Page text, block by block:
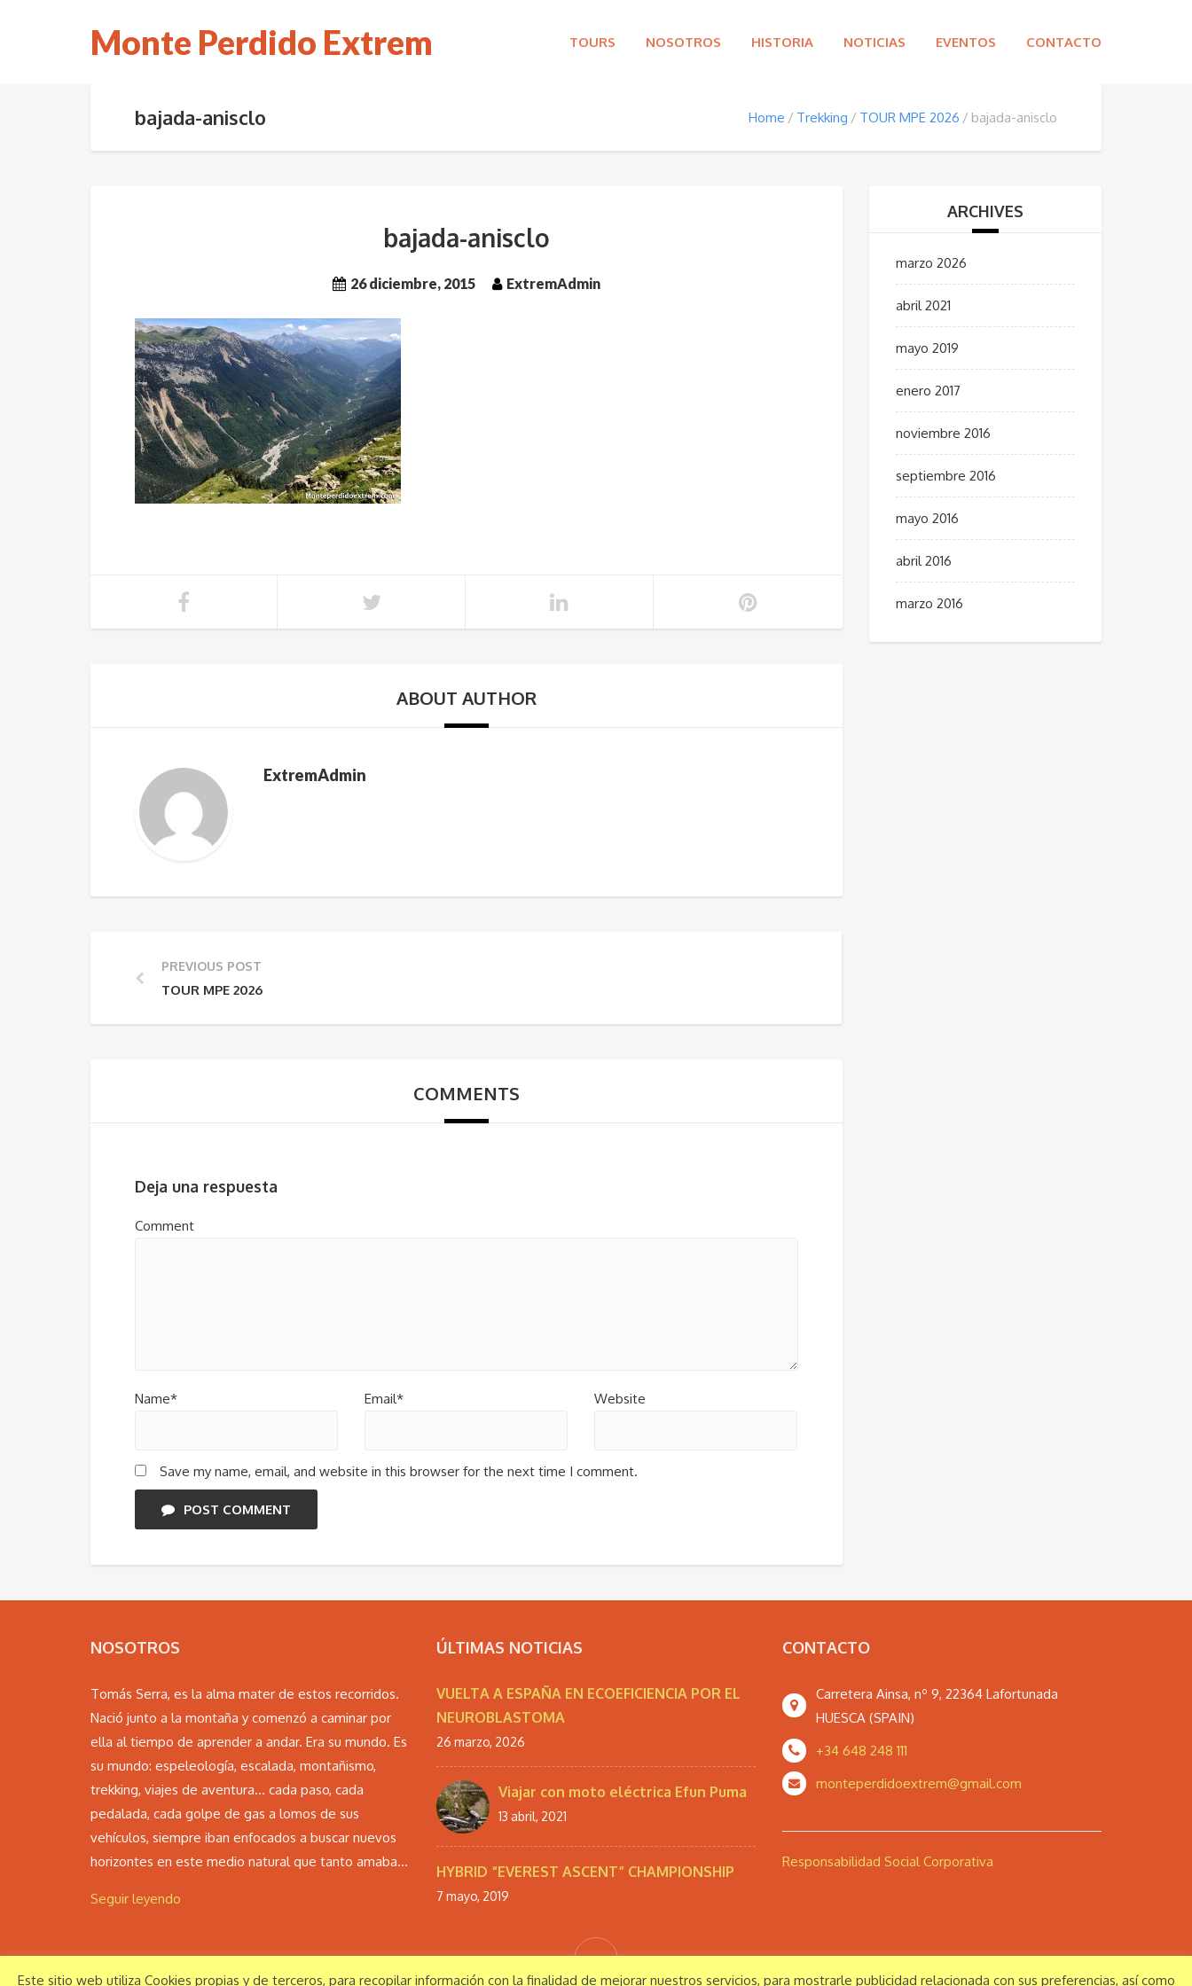
Monte Perdido Extrem TOURS NOSOTROS HISTORIA NOTICIAS EVENTOS CONTACTO
bajada-anisclo Home Trekking TOUR MPE 2026 bajada-anisclo
bajada-anisclo
26 diciembre, 2015 ExtremAdmin
ABOUT AUTHOR
ExtremAdmin
PREVIOUS POST
TOUR MPE 2026
COMMENTS
Deja una respuesta
Comment
Name* Email* Website
Save my name, email, and website in this browser for the next time I comment.
POST COMMENT
ARCHIVES
marzo 2026
abril 2021
mayo 2019
enero 2017
noviembre 2016
septiembre 2016
mayo 2016
abril 2016
marzo 2016
NOSOTROS
Tomás Serra, es la alma mater de estos recorridos.
Nació junto a la montaña y comenzó a caminar por
ella al tiempo de aprender a andar. Era su mundo. Es
su mundo: espeleología, escalada, montañismo,
trekking, viajes de aventura… cada paso, cada
pedalada, cada golpe de gas a lomos de sus
vehículos, siempre iban enfocados a buscar nuevos
horizontes en este medio natural que tanto amaba...
Seguir leyendo
ÚLTIMAS NOTICIAS
VUELTA A ESPAÑA EN ECOEFICIENCIA POR EL
NEUROBLASTOMA
26 marzo, 2026
Viajar con moto eléctrica Efun Puma
13 abril, 2021
HYBRID “EVEREST ASCENT” CHAMPIONSHIP
7 mayo, 2019
CONTACTO
Carretera Ainsa, nº 9, 22364 Lafortunada
HUESCA (SPAIN)
+34 648 248 111
monteperdidoextrem@gmail.com
Responsabilidad Social Corporativa
© Monte Perdido Extrem S.L. 2016 Todos los derechos reservados Aviso legal Política de privacidad
Este sitio web utiliza Cookies propias y de terceros, para recopilar información con la finalidad de mejorar nuestros servicios, para mostrarle publicidad relacionada con sus preferencias, así como